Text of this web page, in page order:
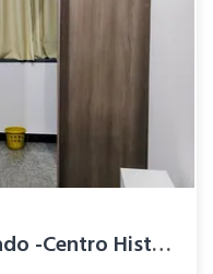
Quarto individual mobiliado -Centro Histórico